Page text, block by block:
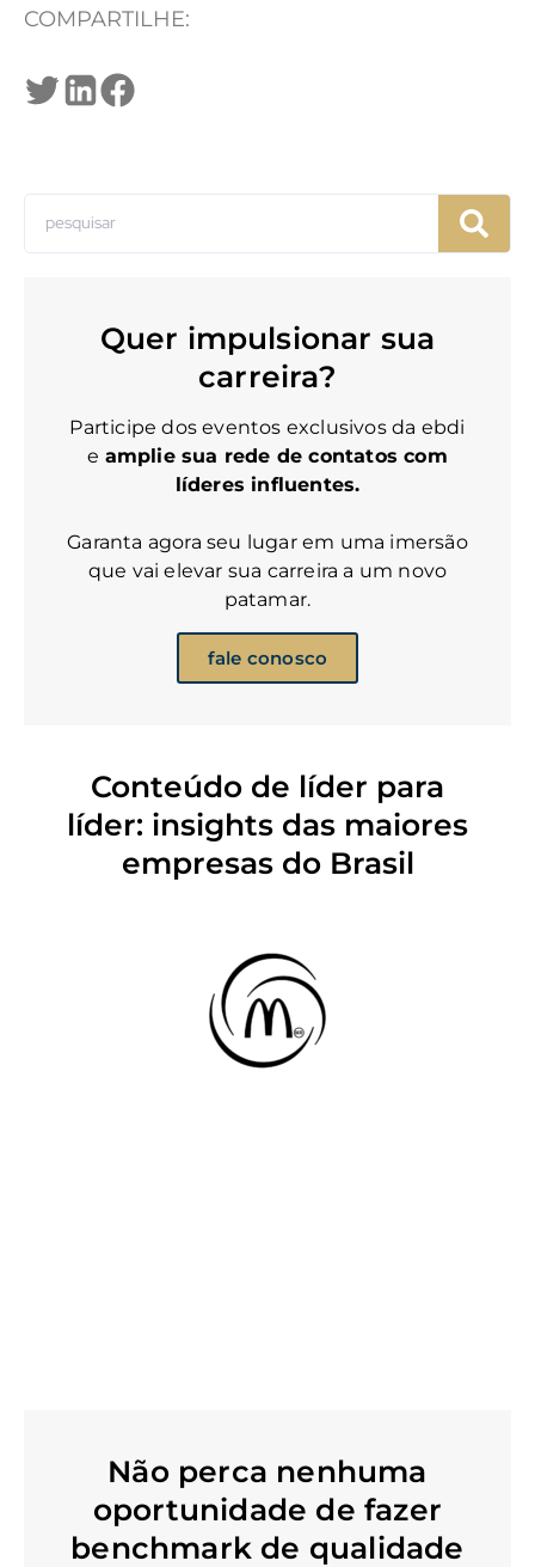
COMPARTILHE:
Quer impulsionar sua
carreira?
Participe dos eventos exclusivos da ebdi
e amplie sua rede de contatos com
líderes influentes.
Garanta agora seu lugar em uma imersão
que vai elevar sua carreira a um novo
patamar.
fale conosco
Conteúdo de líder para
líder: insights das maiores
empresas do Brasil
Não perca nenhuma
oportunidade de fazer
benchmark de qualidade